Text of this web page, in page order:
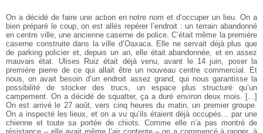
On a décidé de faire une action en notre nom et d’occuper un lieu. On a
bien préparé le coup, on est allés repérer l’endroit : un terrain abandonné
en centre ville, une ancienne caserne de police. C’était même la première
caserne construite dans la ville d’Oaxaca. Elle ne servait déjà plus que
de parking policier et, depuis un an, elle était abandonnée, et en assez
mauvais état. Ulises Ruiz était déjà venu, avant le 14 juin, poser la
première pierre de ce qui allait être unnouveau centre commercial. Et
nous, on avait besoin d’un endroit assez grand,
qui nous garantisse la
possibilité de stocker des trucs, un espace plus structuré qu’un
campement. On a décidé de squatter, ça a duré environ deux mois. [...]
On est arrivé le 27 août, vers cinq heures du matin, un premier groupe.
On ainspecté les lieux, et on a vu qu’ils étaient déjà occupés... par une
chienne ettoute sa portée de chiots. Comme elle n’a pas montré de